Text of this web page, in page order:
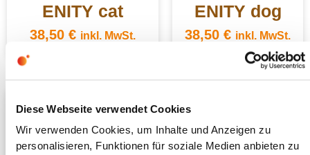
Diese Webseite verwendet Cookies
Wir verwenden Cookies, um Inhalte und Anzeigen zu
personalisieren, Funktionen für soziale Medien anbieten zu
ENITY cat
38,50 € inkl. MwSt.
ENITY dog
38,50 € inkl. MwSt.